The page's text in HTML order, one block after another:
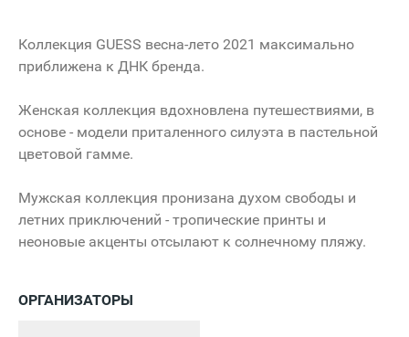
Коллекция GUESS весна-лето 2021 максимально
приближена к ДНК бренда.
Женская коллекция вдохновлена путешествиями, в
основе - модели приталенного силуэта в пастельной
цветовой гамме.
Мужская коллекция пронизана духом свободы и
летних приключений - тропические принты и
неоновые акценты отсылают к солнечному пляжу.
ОРГАНИЗАТОРЫ